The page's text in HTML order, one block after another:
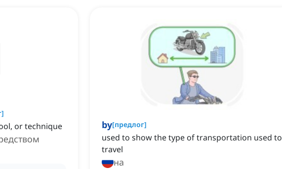
]
or technique by[предлог]
used to show the type of transportation used to
travel
на